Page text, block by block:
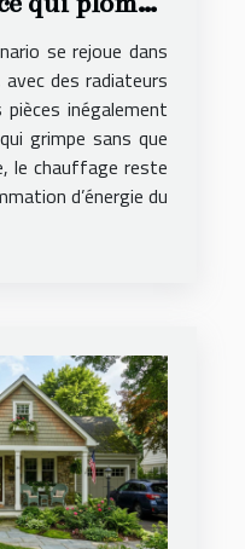
hiver
se rejoue dans
des radiateurs
inégalement
grimpe sans que
le chauffage reste
d’énergie du